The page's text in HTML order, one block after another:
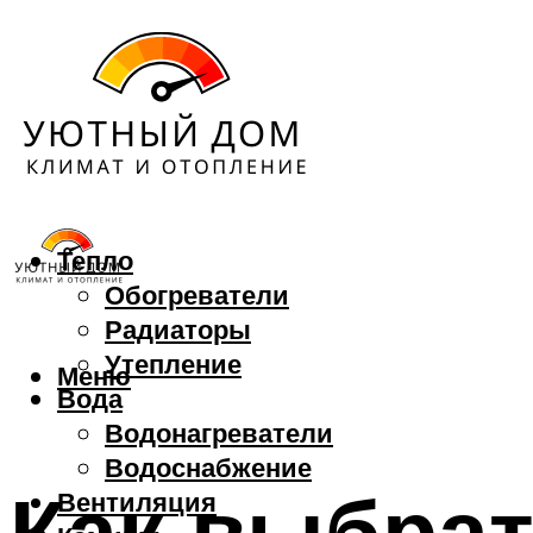
Тепло
Обогреватели
Радиаторы
Утепление
Вода
Водонагреватели
Водоснабжение
Вентиляция
Меню